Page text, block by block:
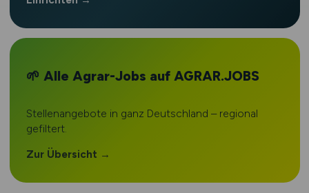
🌱 Alle Agrar-Jobs auf AGRAR.JOBS
Stellenangebote in ganz Deutschland – regional
gefiltert.
Zur Übersicht →